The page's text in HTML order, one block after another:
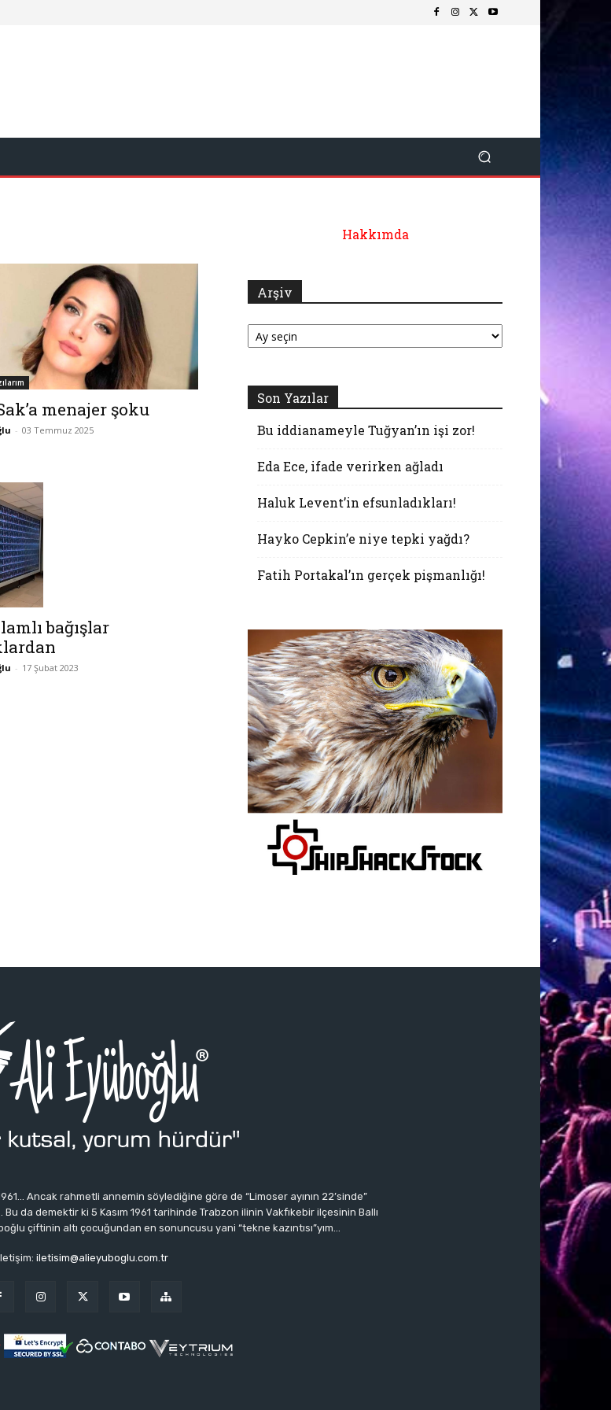
menajer şoku
- 03 Temmuz 2025
bağışlar
- 17 Şubat 2023
Hakkımda
Arşiv
Arşiv
Son Yazılar
Bu iddianameyle Tuğyan’ın işi zor!
Eda Ece, ifade verirken ağladı
Haluk Levent’in efsunladıkları!
Hayko Cepkin’e niye tepki yağdı?
Fatih Portakal’ın gerçek pişmanlığı!
Ancak rahmetli annemin söylediğine göre de “Limoser ayının 22’sinde”
da demektir ki 5 Kasım 1961 tarihinde Trabzon ilinin Vakfıkebir ilçesinin Ballı
çiftinin altı çocuğundan en sonuncusu yani “tekne kazıntısı”yım…
iletisim@alieyuboglu.com.tr